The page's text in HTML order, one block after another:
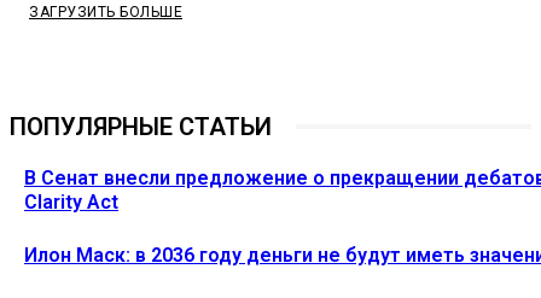
ЗАГРУЗИТЬ БОЛЬШЕ
ПОПУЛЯРНЫЕ СТАТЬИ
В Сенат внесли предложение о прекращении
Clarity Act
Илон Маск: в 2036 году деньги не будут иметь